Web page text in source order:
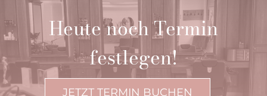
Heute noch Termin
festlegen!
JETZT TERMIN BUCHEN